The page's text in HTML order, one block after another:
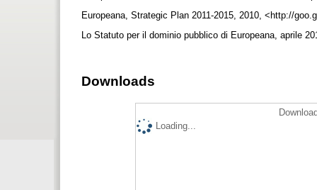
Europeana, Strategic Plan 2011-2015, 2010, <http://
Lo Statuto per il dominio pubblico di Europeana, aprile
Downloads
Loading...